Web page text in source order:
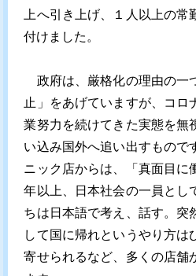
上へ引き上げ、１人以上の
付けました。
政府は、厳格化の理由の一
止」をあげていますが、コロ
業努力を続けてきた実態を無
い込み国外へ追い出すもので
ニック店からは、「真面目に
年以上、日本社会の一員とし
ちは日本語で考え、話す。突
して国に帰れというやり方は
寄せられるなど、多くの店舗